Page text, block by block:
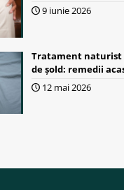
9 iunie 2026
Tratament
de șold: remedii
12 mai 2026